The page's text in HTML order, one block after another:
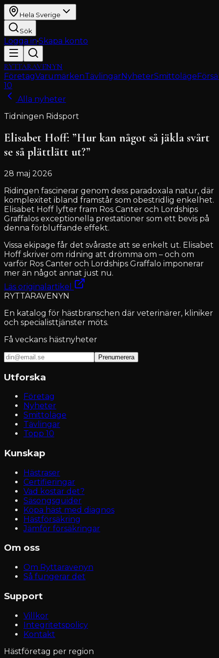
Hela Sverige
Sök
Logga in·Skapa konto
RYTTARAVENYN
FöretagVarumärkenTävlingarNyheterSmittoläge
10
Alla nyheter
Tidningen Ridsport
Elisabet Hoff: ”Hur kan något så jäkla svårt
se så plättlätt ut?”
28 maj 2026
Ridingen fascinerar genom dess paradoxala natur, där
komplexitet ibland framstår som obestridlig enkelhet.
Elisabet Hoff lyfter fram Ros Canter och Lordships
Graffalos exceptionella prestationer som ett bevis på
denna förbluffande effekt.
Vissa ekipage får det svåraste att se enkelt ut. Elisabet
Hoff skriver om ridning att drömma om – och om
varför Ros Canter och Lordships Graffalo imponerar
mer än något annat just nu.
Läs originalartikel
RYTTARAVENYN
En katalog för hästbranschen där veterinärer, kliniker
och specialisttjänster möts.
Få veckans hästnyheter
Prenumerera
Utforska
Företag
Nyheter
Smittoläge
Tävlingar
Topp 10
Kunskap
Hästraser
Certifieringar
Vad kostar det?
Säsongsguider
Köpa häst med diagnos
Hästförsäkring
Jämför försäkringar
Om oss
Om Ryttaravenyn
Så fungerar det
Support
Villkor
Integritetspolicy
Kontakt
Hästföretag per region